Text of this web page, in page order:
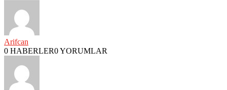
Arifcan
0 HABERLER0 YORUMLAR